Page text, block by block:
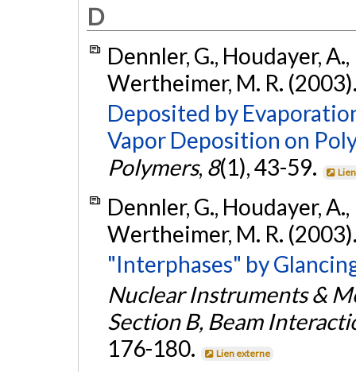
D
Dennler, G., Houdayer, A.,
Wertheimer, M. R.
Deposited by
Vapor Deposition on
Polymers, 8(1), 43-59.
Dennler, G., Houdayer, A.,
Wertheimer, M. R.
"Interphases" by
Nuclear Instruments &
Section B, Beam
176-180.
Lien externe